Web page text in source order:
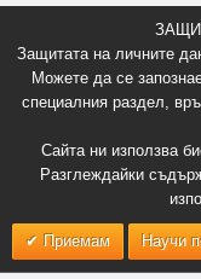
Защитата на личните
Можете да се
специалния раздел,
Сайта ни използва
Разглеждайки
Приемам Научи